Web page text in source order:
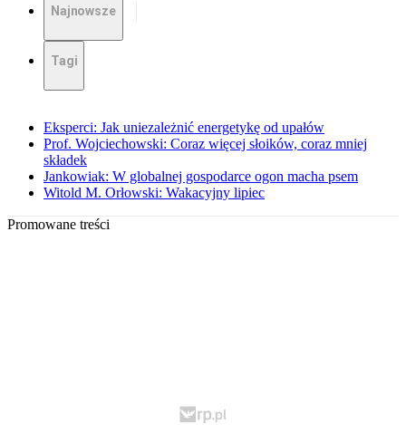
Najnowsze
Tagi
Eksperci: Jak uniezależnić energetykę od upałów
Prof. Wojciechowski: Coraz więcej słoików, coraz mniej
składek
Jankowiak: W globalnej gospodarce ogon macha psem
Witold M. Orłowski: Wakacyjny lipiec
Promowane treści